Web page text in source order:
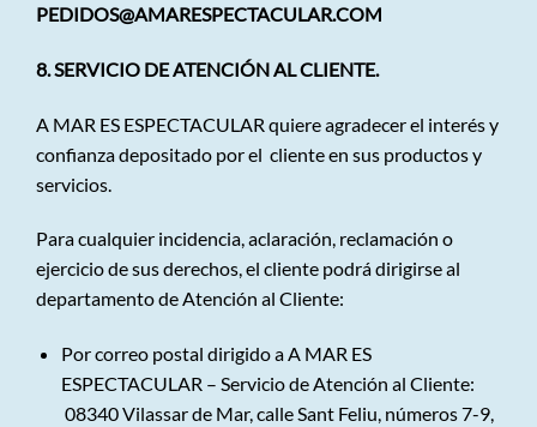
PEDIDOS@AMARESPECTACULAR.COM
8. SERVICIO DE ATENCIÓN AL CLIENTE.
A MAR ES ESPECTACULAR quiere agradecer el interés y
confianza depositado por el cliente en sus productos y
servicios.
Para cualquier incidencia, aclaración, reclamación o
ejercicio de sus derechos, el cliente podrá dirigirse al
departamento de Atención al Cliente:
Por correo postal dirigido a A MAR ES
ESPECTACULAR – Servicio de Atención al Cliente:
08340 Vilassar de Mar, calle Sant Feliu, números 7-9,